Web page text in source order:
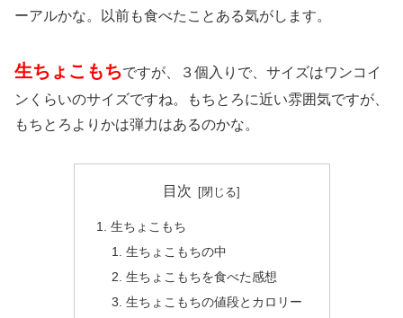
ーアルかな。以前も食べたことある気がします。
生ちょこもちですが、３個入りで、サイズはワンコイ
ンくらいのサイズですね。もちとろに近い雰囲気ですが、
もちとろよりかは弾力はあるのかな。
目次
生ちょこもち
生ちょこもちの中
生ちょこもちを食べた感想
生ちょこもちの値段とカロリー